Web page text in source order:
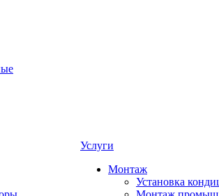
Услуги
Монтаж
Установка